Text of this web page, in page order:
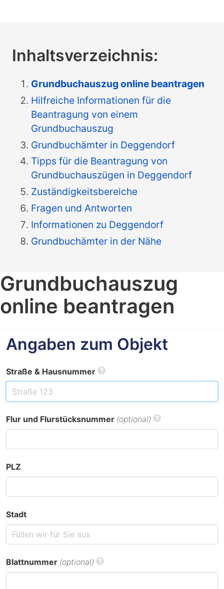
Inhaltsverzeichnis:
Grundbuchauszug online beantragen
Hilfreiche Informationen für die
Beantragung von einem
Grundbuchauszug
Grundbuchämter in Deggendorf
Tipps für die Beantragung von
Grundbuchauszügen in Deggendorf
Zuständigkeitsbereiche
Fragen und Antworten
Informationen zu Deggendorf
Grundbuchämter in der Nähe
Grundbuchauszug
online beantragen
Angaben zum Objekt
Straße & Hausnummer
Flur und Flurstücksnummer (optional)
PLZ
Stadt
Blattnummer (optional)